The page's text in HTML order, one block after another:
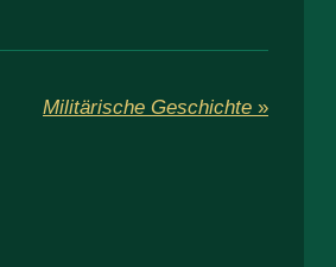
Militärische Geschichte »